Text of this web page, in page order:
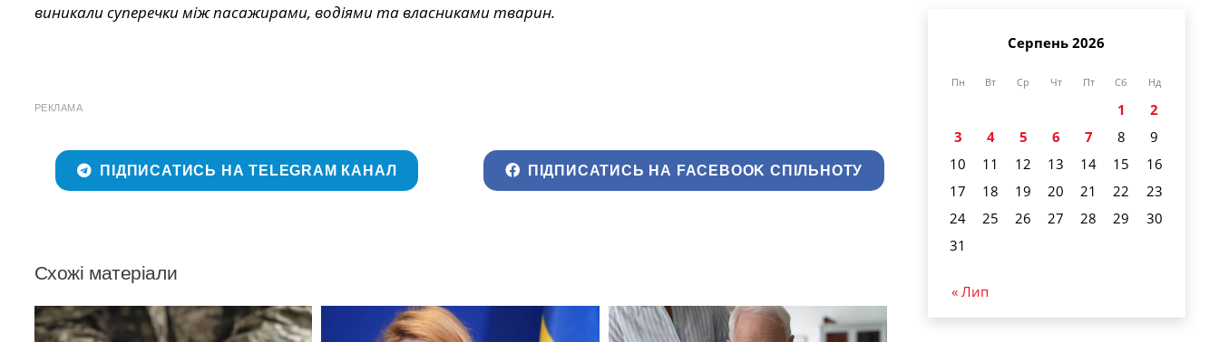
виникали суперечки між пасажирами, водіями та власниками тварин.
РЕКЛАМА
ПІДПИСАТИСЬ НА TELEGRAM КАНАЛ ПІДПИСАТИСЬ НА FACEBOOK СПІЛЬНОТУ
Схожі матеріали
Серпень 2026
Пн Вт Ср Чт Пт Сб Нд
1
2
3
4 5 6 7 8
9
10
11 12 13 14 15
16
17
18 19 20 21 22
23
24
25 26 27 28 29
30
31
« Лип